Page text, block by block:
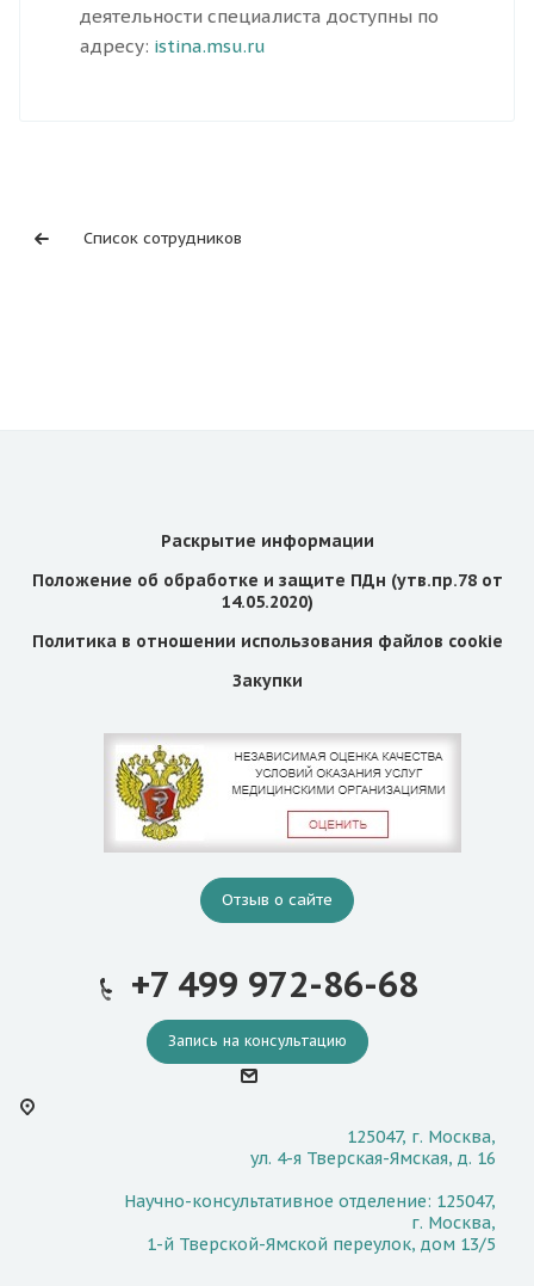
деятельности специалиста доступны по
адресу: istina.msu.ru
Список сотрудников
Раскрытие информации
Положение об обработке и защите ПДн (утв.пр.78 от
14.05.2020)
Политика в отношении использования файлов cookie
Закупки
Отзыв о сайте
+7 499 972-86-68
Запись на консультацию
125047, г. Москва,
ул. 4-я Тверская-Ямская, д. 16
Научно-консультативное отделение: 125047,
г. Москва,
1-й Тверской-Ямской переулок, дом 13/5